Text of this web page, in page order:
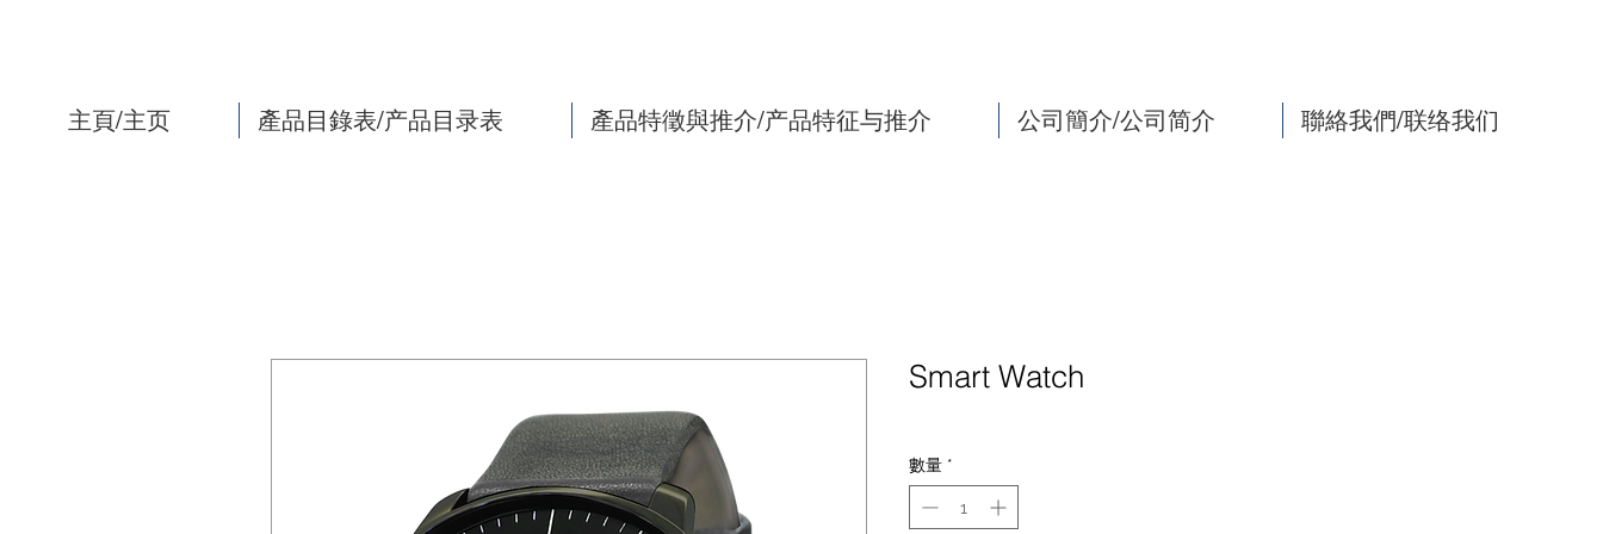
主頁/主页 產品目錄表/产品目录表 產品特徵與推介/产品特征与推介 公司簡介/公司简介 聯絡我們/联络我们
Smart Watch
數量 *